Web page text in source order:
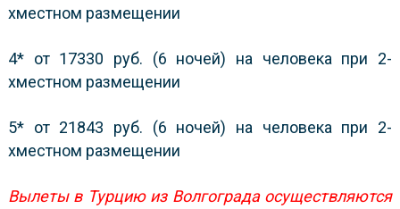
хместном размещении
4* от 17330 руб. (6 ночей) на человека при 2-
хместном размещении
5* от 21843 руб. (6 ночей) на человека при 2-
хместном размещении
Вылеты в Турцию из Волгограда осуществляются